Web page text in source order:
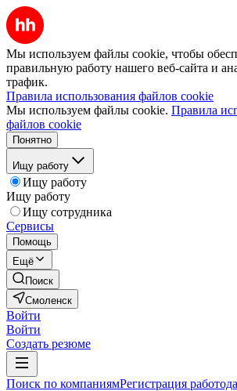
Мы используем файлы cookie, чтобы
правильную работу нашего веб-сайта и
трафик.
Правила использования файлов cookie
Мы используем файлы cookie. Правила
файлов cookie
Понятно
Ищу работу
Ищу работу
Ищу работу
Ищу сотрудника
Сервисы
Помощь
Ещё
Поиск
Смоленск
Войти
Войти
Создать резюме
Поиск по компаниямРегистрация